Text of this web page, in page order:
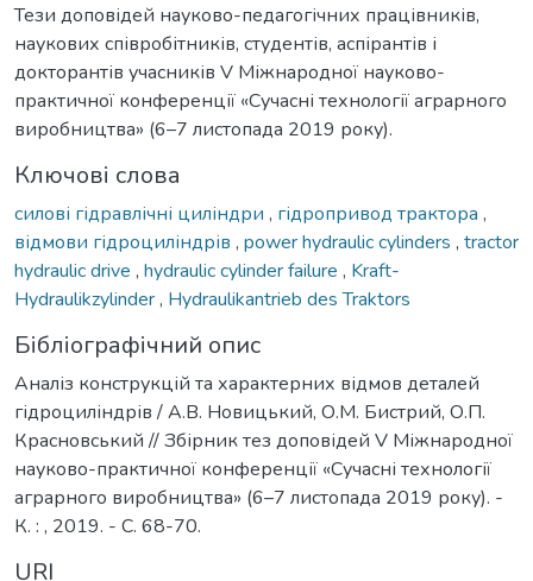
Тези доповідей науково-педагогічних працівників,
наукових співробітників, студентів, аспірантів і
докторантів учасників V Міжнародної науково-
практичної конференції «Сучасні технології аграрного
виробництва» (6–7 листопада 2019 року).
Ключові слова
силові гідравлічні циліндри , гідропривод трактора ,
відмови гідроциліндрів , power hydraulic cylinders , tractor
hydraulic drive , hydraulic cylinder failure , Kraft-
Hydraulikzylinder, Hydraulikantrieb des Traktors
Бібліографічний опис
Аналіз конструкцій та характерних відмов деталей
гідроциліндрів / А.В. Новицький, О.М. Бистрий, О.П.
Красновський // Збірник тез доповідей V Міжнародної
науково-практичної конференції «Сучасні технології
аграрного виробництва» (6–7 листопада 2019 року). -
К. : , 2019. - С. 68-70.
URI